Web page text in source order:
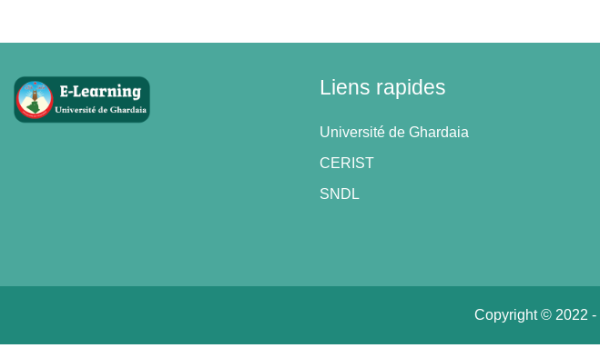
Liens rapides
Université de Ghardaia
CERIST
SNDL
Copyright © 2022 -